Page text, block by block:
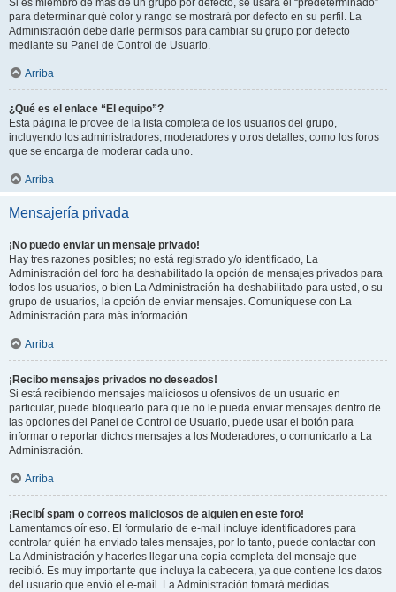
Si es miembro de más de un grupo por defecto, se usará el “predeterminado”
para determinar qué color y rango se mostrará por defecto en su perfil. La
Administración debe darle permisos para cambiar su grupo por defecto
mediante su Panel de Control de Usuario.
Arriba
¿Qué es el enlace “El equipo”?
Esta página le provee de la lista completa de los usuarios del grupo,
incluyendo los administradores, moderadores y otros detalles, como los foros
que se encarga de moderar cada uno.
Arriba
Mensajería privada
¡No puedo enviar un mensaje privado!
Hay tres razones posibles; no está registrado y/o identificado, La
Administración del foro ha deshabilitado la opción de mensajes privados para
todos los usuarios, o bien La Administración ha deshabilitado para usted, o su
grupo de usuarios, la opción de enviar mensajes. Comuníquese con La
Administración para más información.
Arriba
¡Recibo mensajes privados no deseados!
Si está recibiendo mensajes maliciosos u ofensivos de un usuario en
particular, puede bloquearlo para que no le pueda enviar mensajes dentro de
las opciones del Panel de Control de Usuario, puede usar el botón para
informar o reportar dichos mensajes a los Moderadores, o comunicarlo a La
Administración.
Arriba
¡Recibí spam o correos maliciosos de alguien en este foro!
Lamentamos oír eso. El formulario de e-mail incluye identificadores para
controlar quién ha enviado tales mensajes, por lo tanto, puede contactar con
La Administración y hacerles llegar una copia completa del mensaje que
recibió. Es muy importante que incluya la cabecera, ya que contiene los datos
del usuario que envió el e-mail. La Administración tomará medidas.